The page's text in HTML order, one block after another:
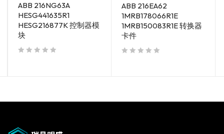
ABB 216NG63A
HESG441635R1
HESG216877K 控制器模
块
ABB 216EA62
1MRB178066R1E
1MRB150083R1E 转换器
卡件